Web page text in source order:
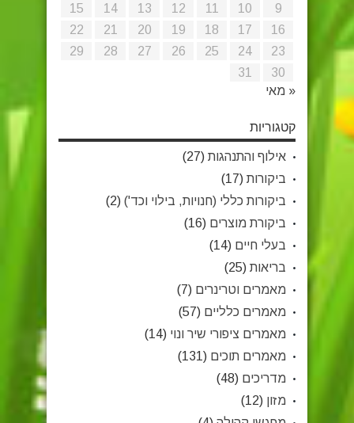
9
10
11
12
13
14
15
16
17
18
19
20
21
22
23
24
25
26
27
28
29
30
31
« מאי
קטגוריות
אילוף והתנהגות (27)
ביקורות (17)
ביקורות כללי (חנויות, בילוי וכד') (2)
ביקורת מוצרים (16)
בעלי חיים (14)
בריאות (25)
מאמרים וטרינרים (7)
מאמרים כלליים (57)
מאמרים ציפורי שיר ונוי (14)
מאמרים תוכים (131)
מדריכים (48)
מזון (12)